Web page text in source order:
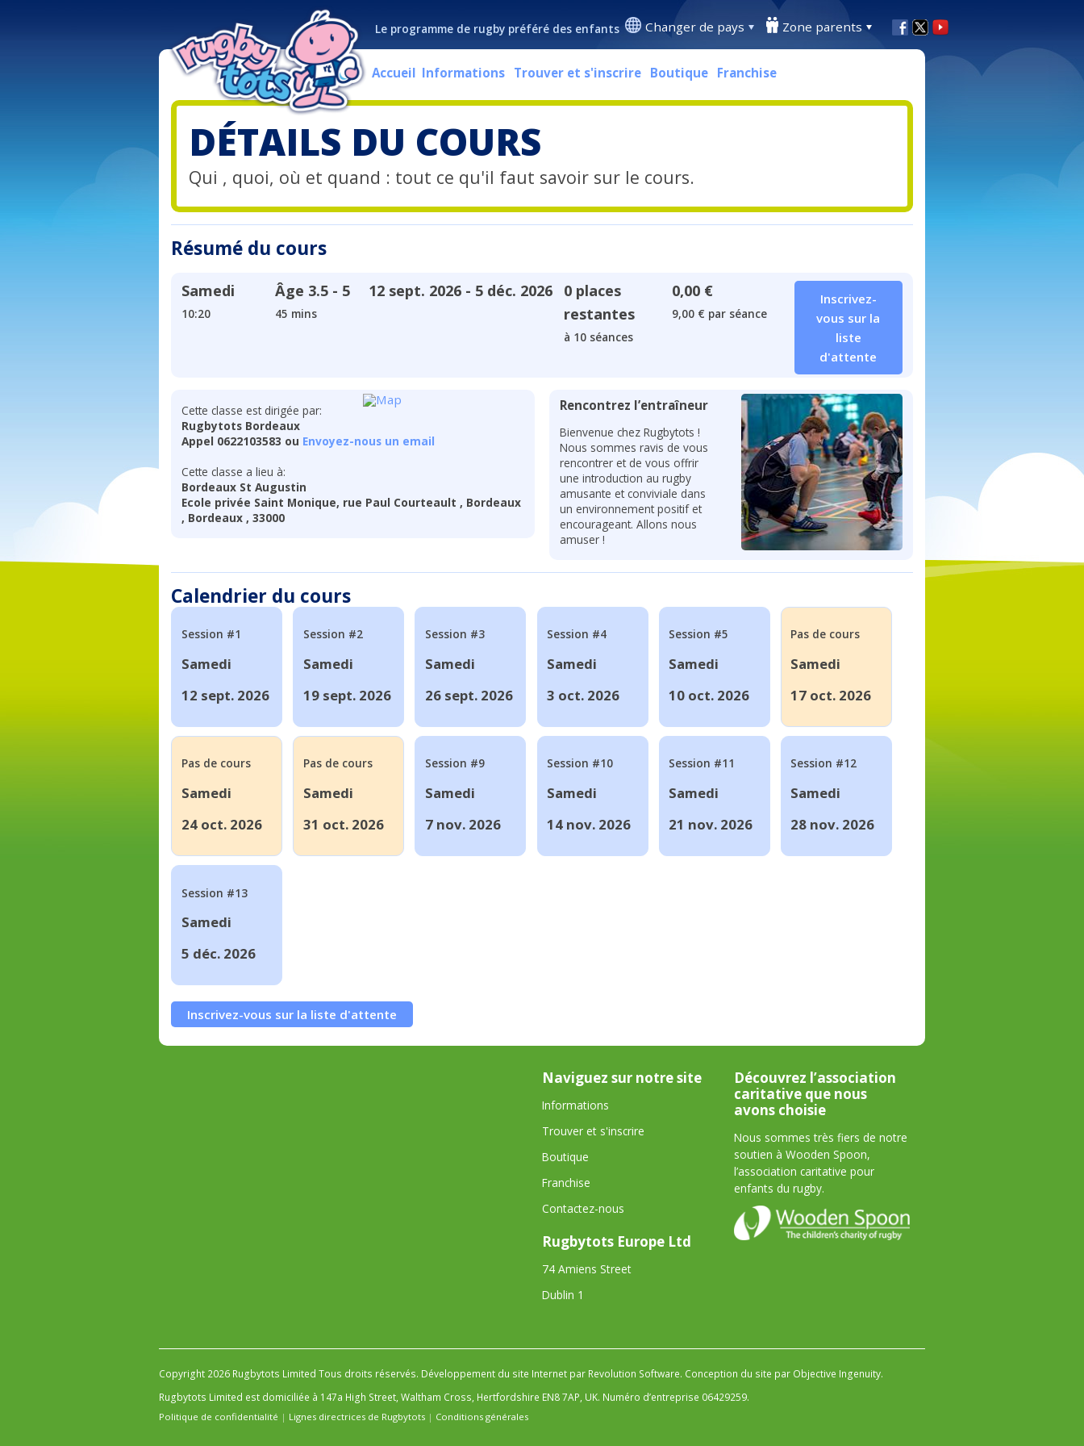
Le programme de rugby préféré des enfants Changer de pays Zone parents
Accueil Informations Trouver et s'inscrire Boutique Franchise
DÉTAILS DU COURS
Qui , quoi, où et quand : tout ce qu'il faut savoir sur le cours.
Résumé du cours
Samedi
10:20
Âge 3.5 - 5
45 mins
12 sept. 2026 - 5 déc. 2026
0 places
restantes
à 10 séances
0,00 €
9,00 € par séance
Inscrivez-
vous sur la
liste
d'attente
Cette classe est dirigée par:
Rugbytots Bordeaux
Appel 0622103583 ou Envoyez-nous un email
Cette classe a lieu à:
Bordeaux St Augustin
Ecole privée Saint Monique, rue Paul Courteault , Bordeaux
, Bordeaux , 33000
Rencontrez l’entraîneur
Bienvenue chez Rugbytots !
Nous sommes ravis de vous
rencontrer et de vous offrir
une introduction au rugby
amusante et conviviale dans
un environnement positif et
encourageant. Allons nous
amuser !
Calendrier du cours
Session #1
Samedi
12 sept. 2026
Session #2
Samedi
19 sept. 2026
Session #3
Samedi
26 sept. 2026
Session #4
Samedi
3 oct. 2026
Session #5
Samedi
10 oct. 2026
Pas de cours
Samedi
17 oct. 2026
Pas de cours
Samedi
24 oct. 2026
Pas de cours
Samedi
31 oct. 2026
Session #9
Samedi
7 nov. 2026
Session #10
Samedi
14 nov. 2026
Session #11
Samedi
21 nov. 2026
Session #12
Samedi
28 nov. 2026
Session #13
Samedi
5 déc. 2026
Inscrivez-vous sur la liste d'attente
Naviguez sur notre site
Informations
Trouver et s'inscrire
Boutique
Franchise
Contactez-nous
Rugbytots Europe Ltd
74 Amiens Street
Dublin 1
Découvrez l’association
caritative que nous
avons choisie
Nous sommes très fiers de notre
soutien à Wooden Spoon,
l’association caritative pour
enfants du rugby.
Copyright 2026 Rugbytots Limited Tous droits réservés. Développement du site Internet par Revolution Software. Conception du site par Objective Ingenuity.
Rugbytots Limited est domiciliée à 147a High Street, Waltham Cross, Hertfordshire EN8 7AP, UK. Numéro d’entreprise 06429259.
Politique de confidentialité | Lignes directrices de Rugbytots | Conditions générales